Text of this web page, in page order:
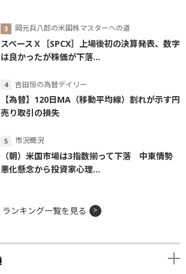
岡元兵八郎の米国株マスターへの道
スペースＸ［SPCX］上場後初の決算発表、数字
は良かったが株価が下落...
吉田恒の為替デイリー
【為替】120日MA（移動平均線）割れが示す円
売り取引の損失
市況概況
（朝）米国市場は3指数揃って下落 中東情勢
悪化懸念から投資家心理...
ランキング一覧を見る